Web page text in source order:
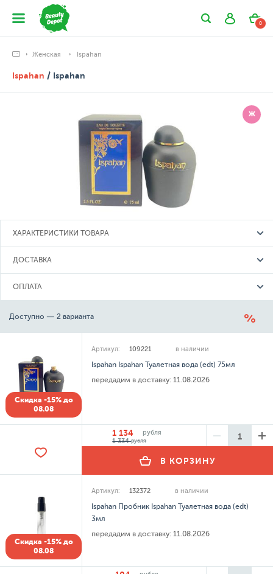
0
Женская Ispahan
Ispahan / Ispahan
Ж
ХАРАКТЕРИСТИКИ ТОВАРА
ДОСТАВКА
ОПЛАТА
Доступно — 2 варианта
Скидка -15% до
08.08
Артикул: 109221 в наличии
Ispahan Ispahan Туалетная вода (edt) 75мл
передадим в доставку: 11.08.2026
1 134
рубля
1 334рубля
В КОРЗИНУ
Скидка -15% до
08.08
Артикул: 132372 в наличии
Ispahan Пробник Ispahan Туалетная вода (edt)
3мл
передадим в доставку: 11.08.2026